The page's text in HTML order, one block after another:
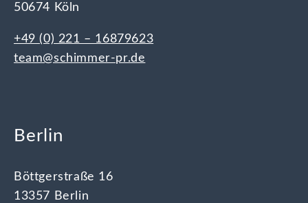
50674 Köln
+49 (0) 221 – 16879623
team@schimmer-pr.de
Berlin
Böttgerstraße 16
13357 Berlin